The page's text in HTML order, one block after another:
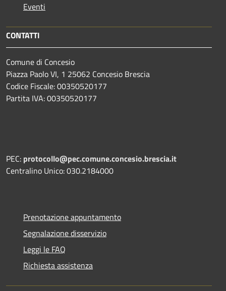
Eventi
CONTATTI
Comune di Concesio
Piazza Paolo VI, 1 25062 Concesio Brescia
Codice Fiscale: 00350520177
Partita IVA: 00350520177
PEC: protocollo@pec.comune.concesio.brescia.it
Centralino Unico: 030.2184000
Prenotazione appuntamento
Segnalazione disservizio
Leggi le FAQ
Richiesta assistenza